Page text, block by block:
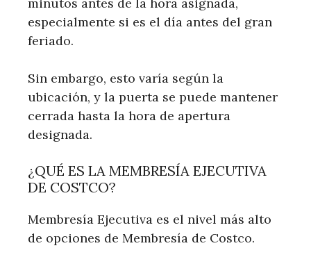
minutos antes de la hora asignada,
especialmente si es el día antes del gran
feriado.
Sin embargo, esto varía según la
ubicación, y la puerta se puede mantener
cerrada hasta la hora de apertura
designada.
¿QUÉ ES LA MEMBRESÍA EJECUTIVA
DE COSTCO?
Membresía Ejecutiva es el nivel más alto
de opciones de Membresía de Costco.